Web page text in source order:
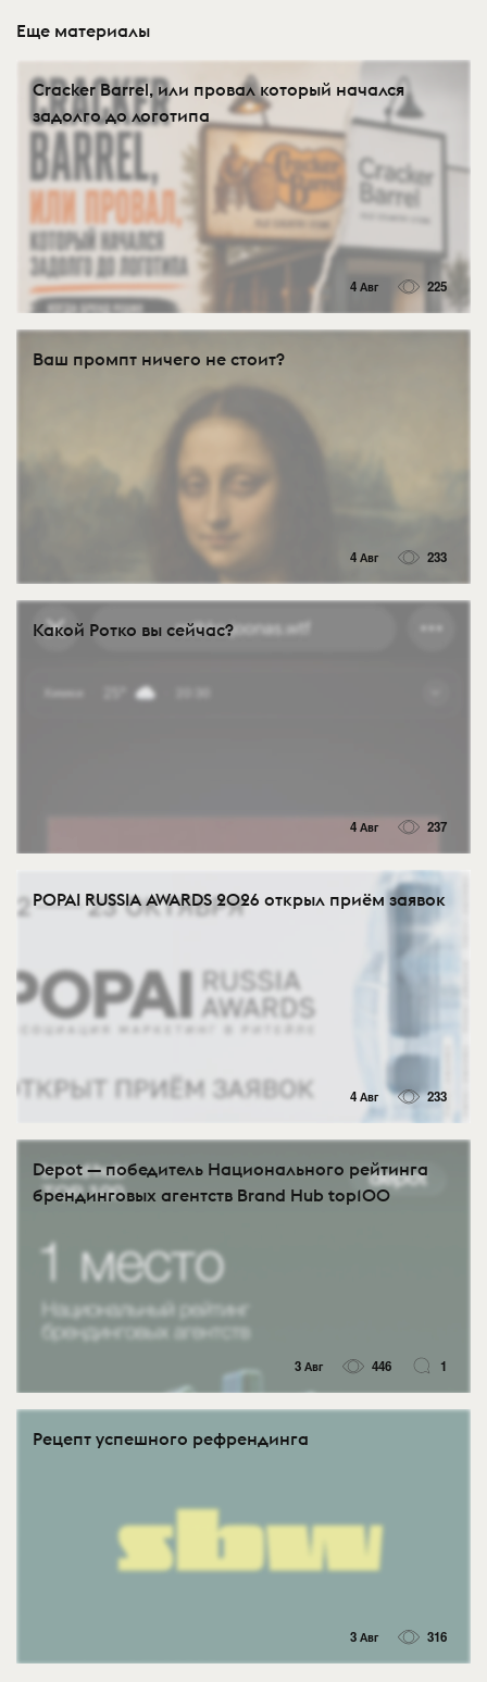
Еще материалы
Cracker Barrel, или провал который начался
задолго до логотипа
4 Авг 225
Ваш промпт ничего не стоит?
4 Авг 233
Какой Ротко вы сейчас?
4 Авг 237
POPAI RUSSIA AWARDS 2026 открыл приём заявок
4 Авг 233
Depot — победитель Национального рейтинга
брендинговых агентств Brand Hub top100
3 Авг 446 1
Рецепт успешного рефрендинга
3 Авг 316